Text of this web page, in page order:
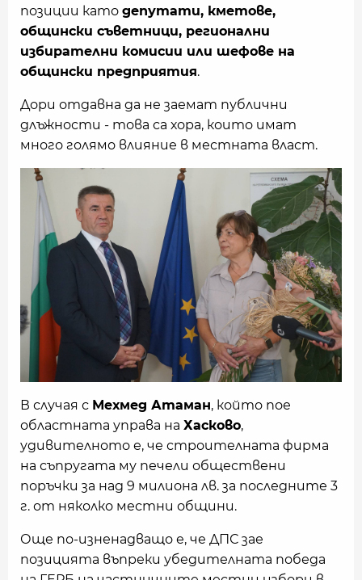
позиции като депутати, кметове,
общински съветници, регионални
избирателни комисии или шефове на
общински предприятия.
Дори отдавна да не заемат публични
длъжности - това са хора, които имат
много голямо влияние в местната власт.
В случая с Мехмед Атаман, който пое
областната управа на Хасково,
удивителното е, че строителната фирма
на съпругата му печели обществени
поръчки за над 9 милиона лв. за последните 3
г. от няколко местни общини.
Още по-изненадващо е, че ДПС зае
позицията въпреки убедителната победа